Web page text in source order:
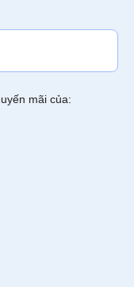
mãi của: